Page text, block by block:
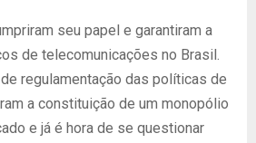
seu papel e garantiram a
de telecomunicações no Brasil.
regulamentação das políticas de
a constituição de um monopólio
e já é hora de se questionar